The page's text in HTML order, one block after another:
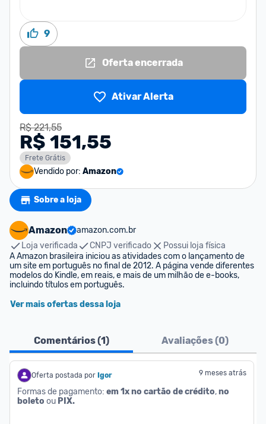
9
Oferta encerrada
Ativar Alerta
R$ 221,55
R$ 151,55
Frete Grátis
Vendido por: Amazon
Sobre a loja
Amazon
amazon.com.br
Loja verificada
CNPJ verificado
Possui loja física
A Amazon brasileira iniciou as atividades com o lançamento de
um site em português no final de 2012. A página vende diferentes
modelos do Kindle, em reais, e mais de um milhão de e-books,
incluindo títulos em português.
Ver mais ofertas dessa loja
Comentários (1) Avaliações (0)
Oferta postada por Igor 9 meses atrás
Formas de pagamento: em 1x no cartão de crédito, no
boleto ou PIX.